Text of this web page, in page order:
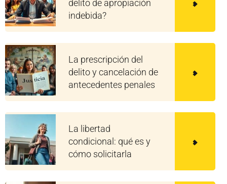
delito de apropiación
indebida?
La prescripción del
delito y cancelación de
antecedentes penales
La libertad
condicional: qué es y
cómo solicitarla